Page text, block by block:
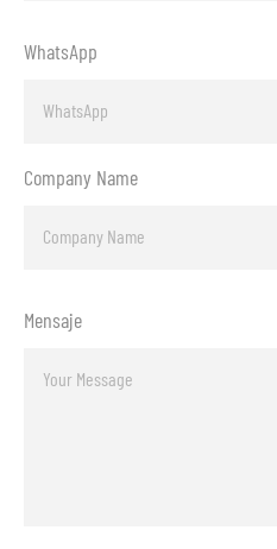
WhatsApp
Company Name
Mensaje